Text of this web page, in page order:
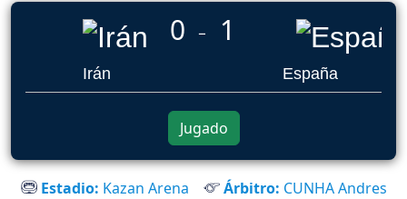
Irán
0 _ 1
España
Jugado
Estadio: Kazan Arena Árbitro: CUNHA Andres